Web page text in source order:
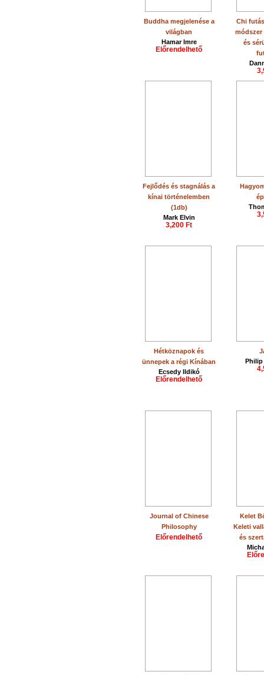
Buddha megjelenése a
világban
Hamar Imre
Előrendelhető
Chi
módszer
és
Fejlődés és stagnálás a
kínai történelemben
(1db)
Mark Elvin
3,200 Ft
Hétköznapok és
ünnepek a régi Kínában
Ecsedy Ildikó
Előrendelhető
Journal of Chinese
Philosophy
Előrendelhető
Kelet
Keleti
és